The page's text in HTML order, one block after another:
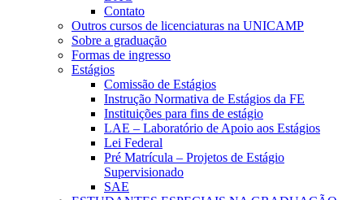
Contato
Outros cursos de licenciaturas na UNICAMP
Sobre a graduação
Formas de ingresso
Estágios
Comissão de Estágios
Instrução Normativa de Estágios da FE
Instituições para fins de estágio
LAE – Laboratório de Apoio aos Estágios
Lei Federal
Pré Matrícula – Projetos de Estágio
Supervisionado
SAE